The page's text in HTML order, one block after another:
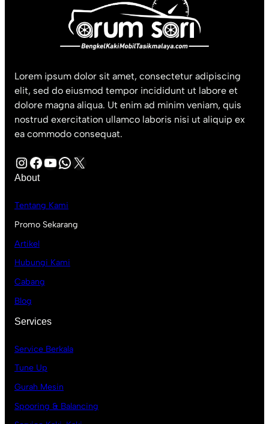
Lorem ipsum dolor sit amet, consectetur adipiscing
elit, sed do eiusmod tempor incididunt ut labore et
dolore magna aliqua. Ut enim ad minim veniam, quis
nostrud exercitation ullamco laboris nisi ut aliquip ex
ea commodo consequat.
InstagramFacebook YouTube WhatsApp X
About
Tentang Kami
Promo Sekarang
Artikel
Hubungi Kami
Cabang
Blog
Services
Service Berkala
Tune Up
Gurah Mesin
Spooring & Balancing